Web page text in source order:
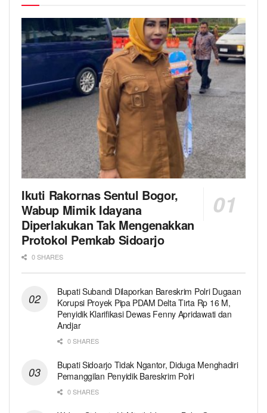
Ikuti Rakornas Sentul Bogor,
Wabup Mimik Idayana
Diperlakukan Tak Mengenakkan
Protokol Pemkab Sidoarjo
0 SHARES
Bupati Subandi Dilaporkan Bareskrim Polri Dugaan
Korupsi Proyek Pipa PDAM Delta Tirta Rp 16 M,
Penyidik Klarifikasi Dewas Fenny Apridawati dan
Andjar
0 SHARES
Bupati Sidoarjo Tidak Ngantor, Diduga Menghadiri
Pemanggilan Penyidik Bareskrim Polri
0 SHARES